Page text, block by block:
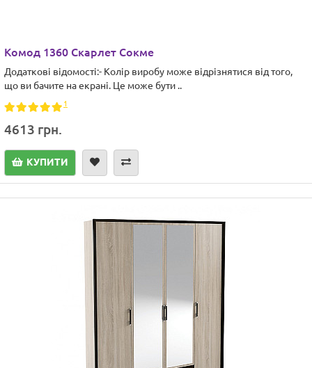
Комод 1360 Скарлет Сокме
Додаткові відомості:- Колір виробу може відрізнятися від того,
що ви бачите на екрані. Це може бути ..
1
4613 грн.
КУПИТИ